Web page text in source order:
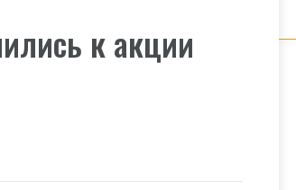
к акции